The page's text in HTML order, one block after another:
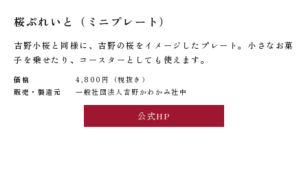
桜ぷれいと（ミニプレート）
吉野小桜と同様に、吉野の桜をイメージしたプレート。小さなお菓
子を乗せたり、コースターとしても使えます。
価格
4,800円（税抜き）
販売・製造元
一般社団法人吉野かわかみ社中
公式HP